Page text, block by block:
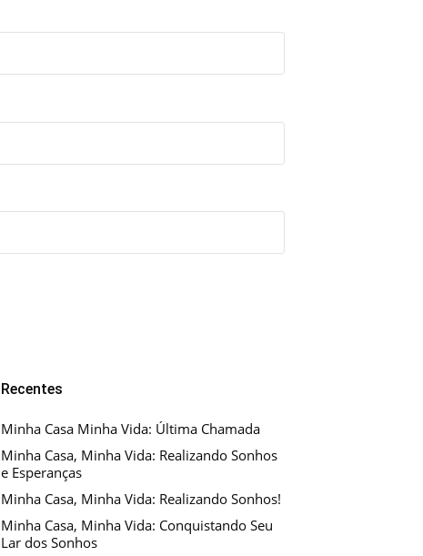
Recentes
Minha Casa Minha Vida: Última Chamada
Minha Casa, Minha Vida: Realizando Sonhos
e Esperanças
Minha Casa, Minha Vida: Realizando Sonhos!
Minha Casa, Minha Vida: Conquistando Seu
Lar dos Sonhos